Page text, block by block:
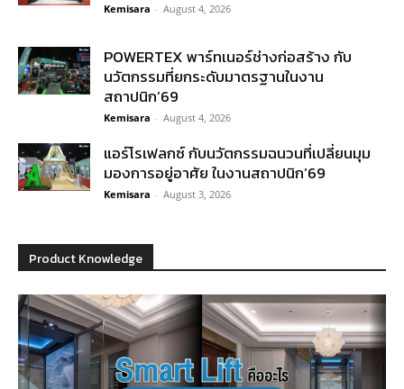
Kemisara - August 4, 2026
POWERTEX พาร์ทเนอร์ช่างก่อสร้าง กับ
นวัตกรรมที่ยกระดับมาตรฐานในงาน
สถาปนิก’69
Kemisara - August 4, 2026
แอร์โรเฟลกซ์ กับนวัตกรรมฉนวนที่เปลี่ยนมุม
มองการอยู่อาศัย ในงานสถาปนิก’69
Kemisara - August 3, 2026
Product Knowledge